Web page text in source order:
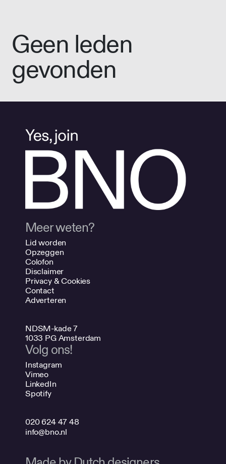
Geen leden
gevonden
Meer weten?
Lid worden
Opzeggen
Colofon
Disclaimer
Privacy & Cookies
Contact
Adverteren
NDSM-kade 7
1033 PG Amsterdam
Volg ons!
Instagram
Vimeo
LinkedIn
Spotify
020 624 47 48
info@bno.nl